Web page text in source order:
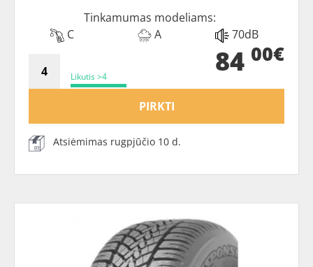
Tinkamumas modeliams:
C
A 70dB
Likutis >4 84 00€
PIRKTI
Atsiėmimas rugpjūčio 10 d.